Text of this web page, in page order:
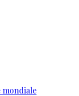
mondiale